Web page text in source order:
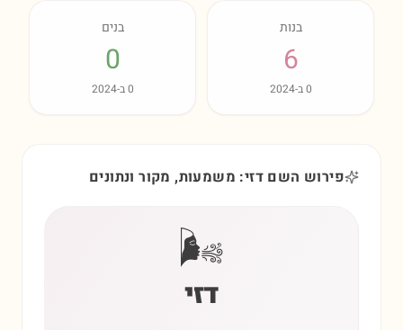
בנות
6
0ב-2024
בנים
0
0ב-2024
פירוש השם דזי: משמעות, מקור ונתונים
🌬️
דזי